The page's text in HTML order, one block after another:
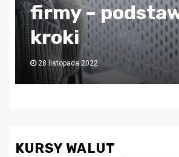
Wybierz
księgową!
6 lipca 2022
KURSY WALUT